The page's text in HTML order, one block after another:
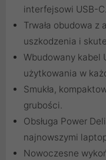
interfejsowi USB-C.
Trwała obudowa z
uszkodzenia i
Wbudowany kabel
użytkowania w
Smukła,
grubości.
Obsługa Power
najnowszymi
Nowoczesne